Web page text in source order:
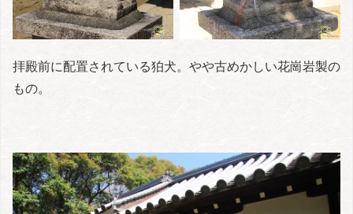
拝殿前に配置されている狛犬。やや古めかしい花崗岩製の
もの。